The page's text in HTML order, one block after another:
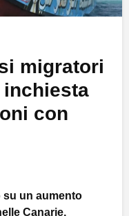
migratori
inchiesta
con
su un aumento
Canarie,